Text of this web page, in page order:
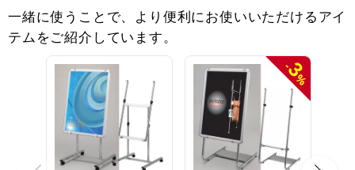
一緒に使うことで、より便利にお使いいただけるアイ
テムをご紹介しています。
-
3
%